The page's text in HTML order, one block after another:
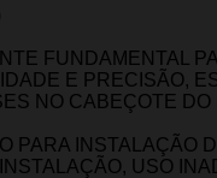
FUNDAMENTAL
E PRECISÃO,
NO CABEÇOTE DO
PARA INSTALAÇÃO
USO